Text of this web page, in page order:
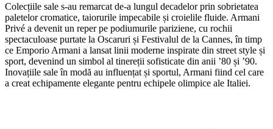
Colecțiile sale s-au remarcat de-a lungul decadelor prin sobrietatea
paletelor cromatice, taiorurile impecabile și croielile fluide. Armani
Privé a devenit un reper pe podiumurile pariziene, cu rochii
spectaculoase purtate la Oscaruri și Festivalul de la Cannes, în timp
ce Emporio Armani a lansat linii moderne inspirate din street style și
sport, devenind un simbol al tinereții sofisticate din anii ’80 și ’90.
Inovațiile sale în modă au influențat și sportul, Armani fiind cel care
a creat echipamente elegante pentru echipele olimpice ale Italiei.